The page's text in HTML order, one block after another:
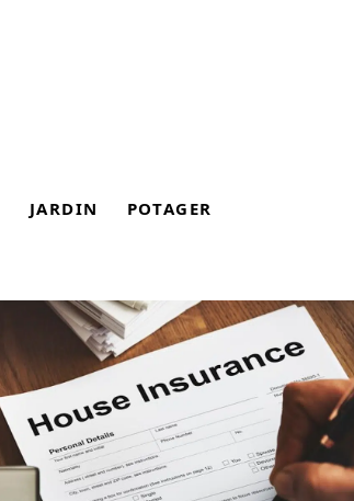
JARDIN POTAGER